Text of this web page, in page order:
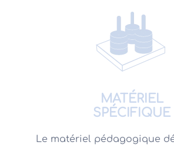
MATÉRIEL
SPÉCIFIQUE
Le matériel pédagogique